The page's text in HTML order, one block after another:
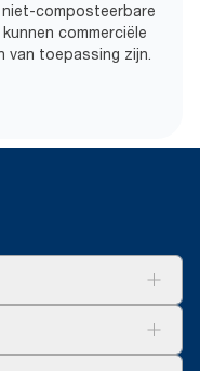
composteerbare
commerciële
van toepassing zijn.